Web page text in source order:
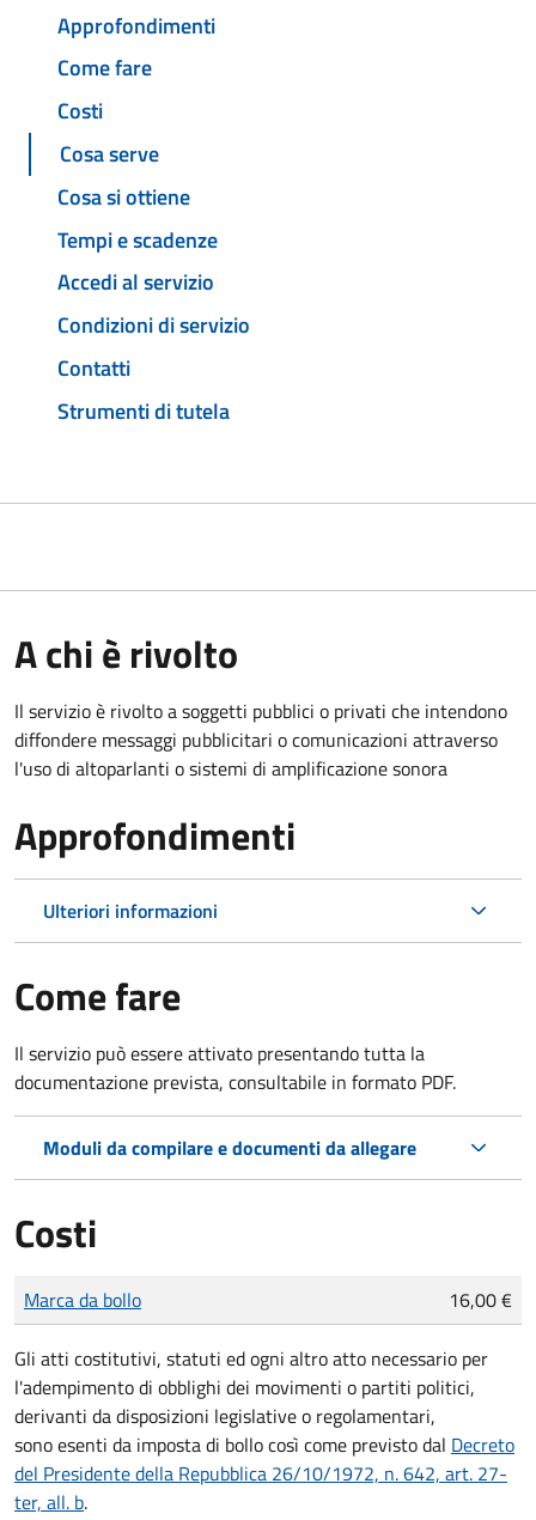
Approfondimenti
Come fare
Costi
Cosa serve
Cosa si ottiene
Tempi e scadenze
Accedi al servizio
Condizioni di servizio
Contatti
Strumenti di tutela
A chi è rivolto
Il servizio è rivolto a soggetti pubblici o privati che intendono
diffondere messaggi pubblicitari o comunicazioni attraverso
l'uso di altoparlanti o sistemi di amplificazione sonora
Approfondimenti
Ulteriori informazioni
Come fare
Il servizio può essere attivato presentando tutta la
documentazione prevista, consultabile in formato PDF.
Moduli da compilare e documenti da allegare
Costi
Tipo di pagamento
Importo
Marca da bollo 16,00 €
Gli atti costitutivi, statuti ed ogni altro atto necessario per
l'adempimento di obblighi dei movimenti o partiti politici,
derivanti da disposizioni legislative o regolamentari,
sonoesenti da imposta di bollocosì come previsto dal Decreto
del Presidente della Repubblica 26/10/1972, n. 642, art. 27-
ter, all. b.